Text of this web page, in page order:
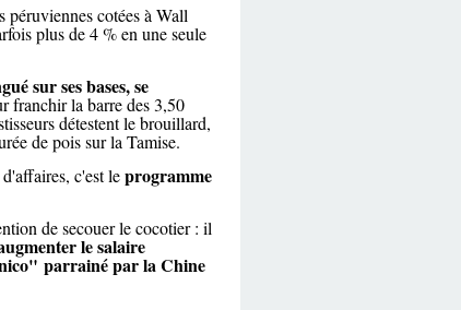
péruviennes cotées à Wall
plus de 4 % en une seule
sur ses bases, se
franchir la barre des 3,50
détestent le brouillard,
de pois sur la Tamise.
c'est leprogramme
de secouer le cocotier : il
le salaire
parrainé par la Chine